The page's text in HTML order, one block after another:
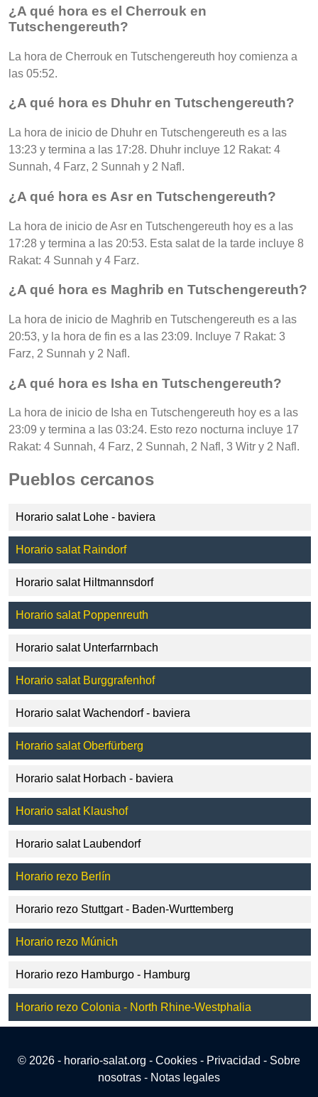
¿A qué hora es el Cherrouk en
Tutschengereuth?
La hora de Cherrouk en Tutschengereuth hoy comienza a
las 05:52.
¿A qué hora es Dhuhr en Tutschengereuth?
La hora de inicio de Dhuhr en Tutschengereuth es a las
13:23 y termina a las 17:28. Dhuhr incluye 12 Rakat: 4
Sunnah, 4 Farz, 2 Sunnah y 2 Nafl.
¿A qué hora es Asr en Tutschengereuth?
La hora de inicio de Asr en Tutschengereuth hoy es a las
17:28 y termina a las 20:53. Esta salat de la tarde incluye 8
Rakat: 4 Sunnah y 4 Farz.
¿A qué hora es Maghrib en Tutschengereuth?
La hora de inicio de Maghrib en Tutschengereuth es a las
20:53, y la hora de fin es a las 23:09. Incluye 7 Rakat: 3
Farz, 2 Sunnah y 2 Nafl.
¿A qué hora es Isha en Tutschengereuth?
La hora de inicio de Isha en Tutschengereuth hoy es a las
23:09 y termina a las 03:24. Esto rezo nocturna incluye 17
Rakat: 4 Sunnah, 4 Farz, 2 Sunnah, 2 Nafl, 3 Witr y 2 Nafl.
Pueblos cercanos
Horario salat Lohe - baviera
Horario salat Raindorf
Horario salat Hiltmannsdorf
Horario salat Poppenreuth
Horario salat Unterfarrnbach
Horario salat Burggrafenhof
Horario salat Wachendorf - baviera
Horario salat Oberfürberg
Horario salat Horbach - baviera
Horario salat Klaushof
Horario salat Laubendorf
Horario rezo Berlín
Horario rezo Stuttgart - Baden-Wurttemberg
Horario rezo Múnich
Horario rezo Hamburgo - Hamburg
Horario rezo Colonia - North Rhine-Westphalia
© 2026 - horario-salat.org - Cookies - Privacidad - Sobre
nosotras - Notas legales